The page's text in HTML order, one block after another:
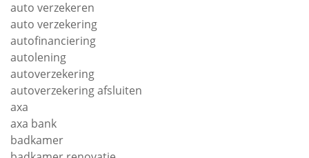
auto verzekeren
auto verzekering
autofinanciering
autolening
autoverzekering
autoverzekering afsluiten
axa
axa bank
badkamer